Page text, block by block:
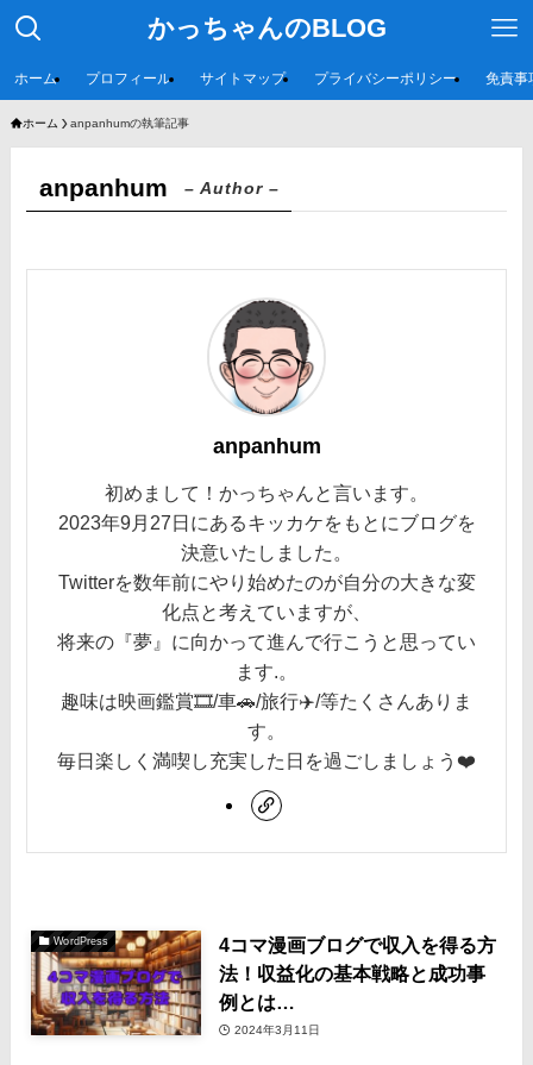
かっちゃんのBLOG
ホーム プロフィール サイトマップ プライバシーポリシー 免責事
ホーム anpanhumの執筆記事
anpanhum – Author –
anpanhum
初めまして！かっちゃんと言います。
2023年9月27日にあるキッカケをもとにブログを
決意いたしました。
Twitterを数年前にやり始めたのが自分の大きな変
化点と考えていますが、
将来の『夢』に向かって進んで行こうと思ってい
ます.。
趣味は映画鑑賞🎞️/車🚗/旅行✈️/等たくさんありま
す。
毎日楽しく満喫し充実した日を過ごしましょう❤️
WordPress
4コマ漫画ブログで収入を得る方
法！収益化の基本戦略と成功事
例とは…
2024年3月11日